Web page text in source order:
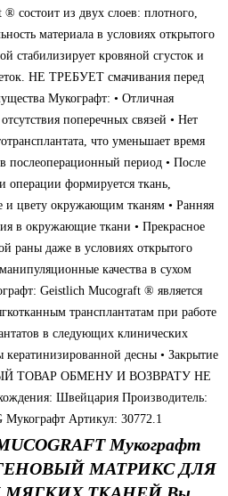
состоит из двух слоев: плотного,
материала в условиях открытого
стабилизирует кровяной сгусток и
НЕ ТРЕБУЕТ смачивания перед
Мукографт: • Отличная
поперечных связей • Нет
что уменьшает время
послеоперационный период • После
операции формируется ткань,
и цвету окружающим тканям • Ранняя
в окружающие ткани • Прекрасное
раны даже в условиях открытого
качества в сухом
Geistlich Mucograft ® является
трансплантатам при работе
в следующих клинических
кератинизированной десны • Закрытие
ТОВАР ОБМЕНУ И ВОЗВРАТУ НЕ
Швейцария Производитель:
Мукографт Артикул: 30772.1
Мукографт
МАТРИКС ДЛЯ